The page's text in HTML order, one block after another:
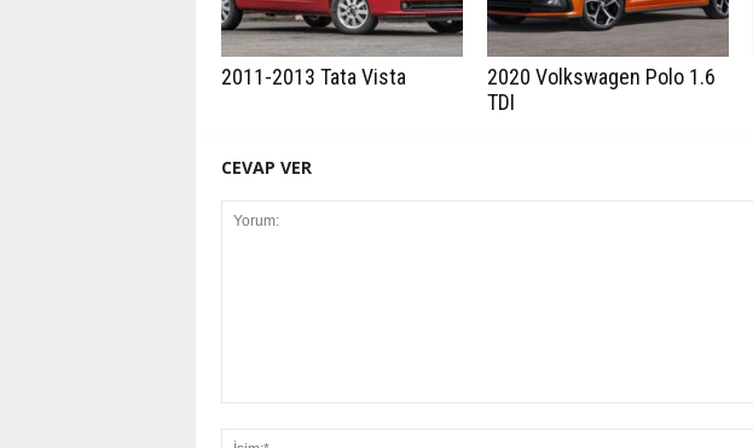
2011-2013 Tata Vista
2020 Volkswagen Polo 1.6
TDI
CEVAP VER